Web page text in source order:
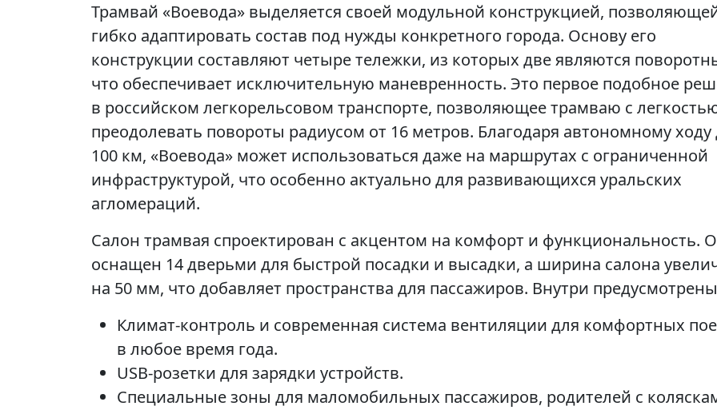
Трамвай «Воевода» выделяется своей модульной конструкцией,
гибко адаптировать состав под нужды конкретного города. Основу его
конструкции составляют четыре тележки, из которых две являются
что обеспечивает исключительную маневренность. Это первое подобное
в российском легкорельсовом транспорте, позволяющее трамваю с
преодолевать повороты радиусом от 16 метров. Благодаря автономному ходу
100 км, «Воевода» может использоваться даже на маршрутах с ограниченной
инфраструктурой, что особенно актуально для развивающихся уральских
агломераций.
Салон трамвая спроектирован с акцентом на комфорт и функциональность.
оснащен 14 дверьми для быстрой посадки и высадки, а ширина салона
на 50 мм, что добавляет пространства для пассажиров. Внутри
Климат-контроль и современная система вентиляции для комфортных
в любое время года.
USB-розетки для зарядки устройств.
Специальные зоны для маломобильных пассажиров, родителей с